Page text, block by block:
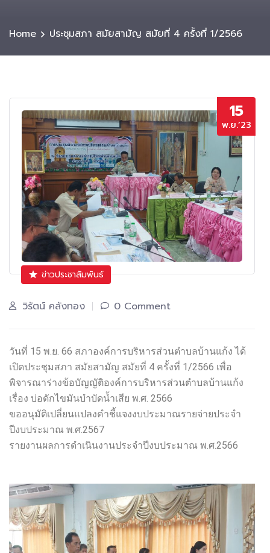
Home ประชุมสภา สมัยสามัญ สมัยที่ 4 ครั้งที่ 1/2566
15
พ.ย.’23
ข่าวประชาสัมพันธ์
วิรัตน์ คลังทอง 0 Comment
วันที่ 15 พ.ย. 66 สภาองค์การบริหารส่วนตำบลบ้านแก้ง ได้
เปิดประชุมสภา สมัยสามัญ สมัยที่ 4 ครั้งที่ 1/2566 เพื่อ
พิจารณาร่างข้อบัญญัติองค์การบริหารส่วนตำบลบ้านแก้ง
เรื่อง บ่อดักไขมันบำบัดน้ำเสีย พ.ศ. 2566
ขออนุมัติเปลี่ยนแปลงคำชี้แจงงบประมาณรายจ่ายประจำ
ปีงบประมาณ พ.ศ.2567
รายงานผลการดำเนินงานประจำปีงบประมาณ พ.ศ.2566